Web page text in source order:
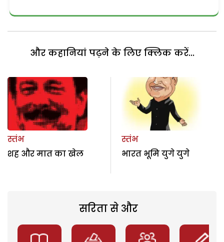
और कहानियां पढ़ने के लिए क्लिक करें...
स्तंभ
शह और मात का खेल
स्तंभ
भारत भूमि युगे युगे
सरिता से और